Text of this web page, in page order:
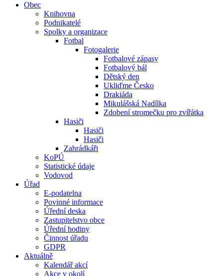
Obec
Knihovna
Podnikatelé
Spolky a organizace
Fotbal
Fotogalerie
Fotbalové zápasy
Fotbalový bál
Dětský den
Ukliďme Česko
Drakiáda
Mikulášská Nadílka
Zdobení stromečku pro zvířátka
Hasiči
Hasiči
Hasiči
Zahrádkáři
KoPÚ
Statistické údaje
Vodovod
Úřad
E-podatelna
Povinné informace
Úřední deska
Zastupitelstvo obce
Úřední hodiny
Činnost úřadu
GDPR
Aktuálně
Kalendář akcí
Akce v okolí